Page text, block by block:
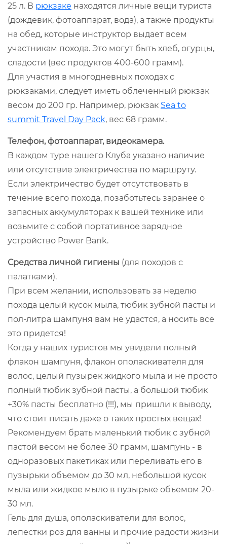
25 л. В рюкзаке находятся личные вещи туриста
(дождевик, фотоаппарат, вода), а также продукты
на обед, которые инструктор выдает всем
участникам похода. Это могут быть хлеб, огурцы,
сладости (вес продуктов 400-600 грамм).
Для участия в многодневных походах с
рюкзаками, следует иметь облеченный рюкзак
весом до 200 гр. Например, рюкзак Sea to
summit Travel Day Pack, вес 68 грамм.
Телефон, фотоаппарат, видеокамера.
В каждом туре нашего Клуба указано наличие
или отсутствие электричества по маршруту.
Если электричество будет отсутствовать в
течение всего похода, позаботьтесь заранее о
запасных аккумуляторах к вашей технике или
возьмите с собой портативное зарядное
устройство Power Bank.
Средства личной гигиены (для походов с
палатками).
При всем желании, использовать за неделю
похода целый кусок мыла, тюбик зубной пасты и
пол-литра шампуня вам не удастся, а носить все
это придется!
Когда у наших туристов мы увидели полный
флакон шампуня, флакон ополаскивателя для
волос, целый пузырек жидкого мыла и не просто
полный тюбик зубной пасты, а большой тюбик
+30% пасты бесплатно (!!!), мы пришли к выводу,
что стоит писать даже о таких простых вещах!
Рекомендуем брать маленький тюбик с зубной
пастой весом не более 30 грамм, шампунь - в
одноразовых пакетиках или переливать его в
пузырьки объемом до 30 мл, небольшой кусок
мыла или жидкое мыло в пузырьке объемом 20-
30 мл.
Гель для душа, ополаскиватели для волос,
лепестки роз для ванны и прочие радости жизни